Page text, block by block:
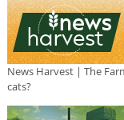
News Harvest | The
cats?